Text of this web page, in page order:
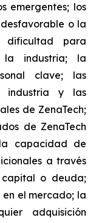
emergentes; los
o la
dificultad para
la industria; la
clave; las
industria y las
de ZenaTech;
de ZenaTech
capacidad de
a través
o deuda;
el mercado; la
adquisición